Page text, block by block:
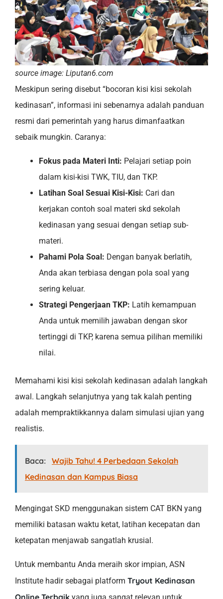
source image: Liputan6.com
Meskipun sering disebut “bocoran kisi kisi sekolah
kedinasan”, informasi ini sebenarnya adalah panduan
resmi dari pemerintah yang harus dimanfaatkan
sebaik mungkin. Caranya:
Fokus pada Materi Inti: Pelajari setiap poin
dalam kisi-kisi TWK, TIU, dan TKP.
Latihan Soal Sesuai Kisi-Kisi: Cari dan
kerjakan contoh soal materi skd sekolah
kedinasan yang sesuai dengan setiap sub-
materi.
Pahami Pola Soal: Dengan banyak berlatih,
Anda akan terbiasa dengan pola soal yang
sering keluar.
Strategi Pengerjaan TKP: Latih kemampuan
Anda untuk memilih jawaban dengan skor
tertinggi di TKP, karena semua pilihan memiliki
nilai.
Memahami kisi kisi sekolah kedinasan adalah langkah
awal. Langkah selanjutnya yang tak kalah penting
adalah mempraktikkannya dalam simulasi ujian yang
realistis.
Baca: Wajib Tahu! 4 Perbedaan Sekolah
Kedinasan dan Kampus Biasa
Mengingat SKD menggunakan sistem CAT BKN yang
memiliki batasan waktu ketat, latihan kecepatan dan
ketepatan menjawab sangatlah krusial.
Untuk membantu Anda meraih skor impian, ASN
Institute hadir sebagai platform Tryout Kedinasan
Online Terbaik